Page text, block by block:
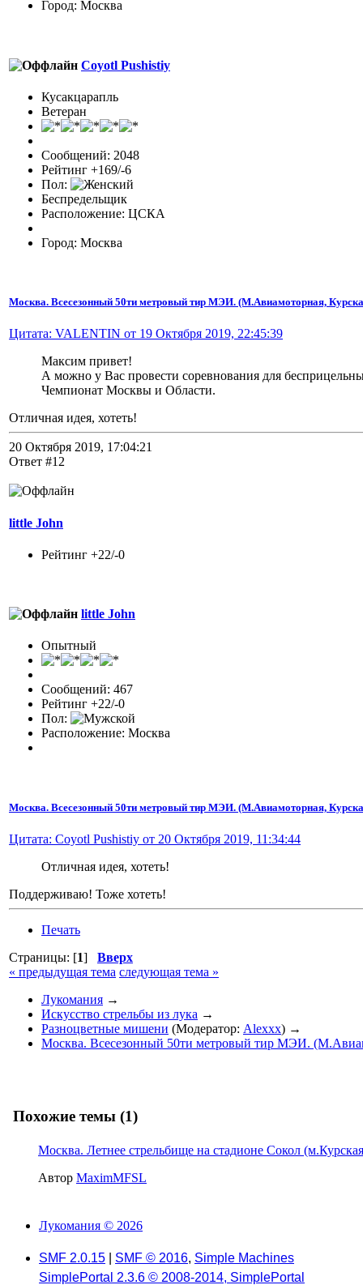
Город: Москва
Coyotl Pushistiy
Кусакцарапль
Ветеран
Сообщений: 2048
Рейтинг +169/-6
Пол:
Беспредельщик
Расположение: ЦСКА
Город: Москва
Москва. Всесезонный 50ти метровый тир МЭИ. (М.Авиамоторная,
Цитата: VALENTIN от 19 Октября 2019, 22:45:39
Максим привет!
А можно у Вас провести соревнования для
Чемпионат Москвы и Области.
Отличная идея, хотеть!
20 Октября 2019, 17:04:21
Ответ #12
little John
Рейтинг +22/-0
little John
Опытный
Сообщений: 467
Рейтинг +22/-0
Пол:
Расположение: Москва
Москва. Всесезонный 50ти метровый тир МЭИ. (М.Авиамоторная,
Цитата: Coyotl Pushistiy от 20 Октября 2019, 11:34:44
Отличная идея, хотеть!
Поддерживаю! Тоже хотеть!
Печать
Страницы: [1] Вверх
« предыдущая тема следующая тема »
Лукомания →
Искусство стрельбы из лука →
Разноцветные мишени (Модератор: Alexxx) →
Москва. Всесезонный 50ти метровый тир МЭИ.
Похожие темы (1)
Москва. Летнее стрельбище на стадионе Сокол
Автор MaximMFSL
Лукомания © 2026
SMF 2.0.15 SMF © 2016, Simple Machines
SimplePortal 2.3.6 © 2008-2014, SimplePortal